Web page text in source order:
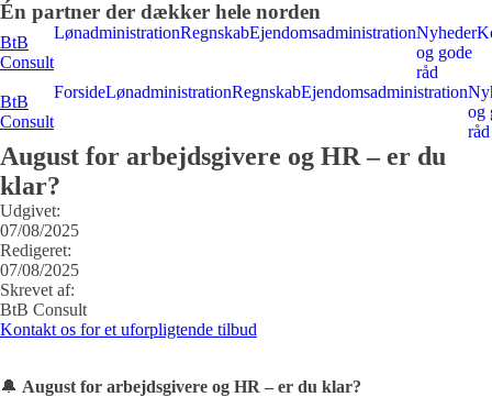
Én partner der dækker hele norden
BtB
Consult
LønadministrationRegnskabEjendomsadministrationNyheder
og gode
råd
BtB
Consult
ForsideLønadministrationRegnskabEjendomsadministration
og
råd
August for arbejdsgivere og HR – er du
klar?
Udgivet:
07/08/2025
Redigeret:
07/08/2025
Skrevet af:
BtB Consult
Kontakt os for et uforpligtende tilbud
🔔 August for arbejdsgivere og HR – er du klar?